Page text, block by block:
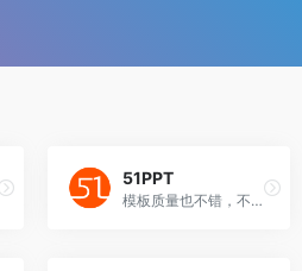
51PPT
模板质量也不错，不过需要花点时间筛选下